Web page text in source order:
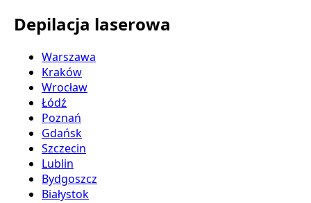
Depilacja laserowa
Warszawa
Kraków
Wrocław
Łódź
Poznań
Gdańsk
Szczecin
Lublin
Bydgoszcz
Białystok